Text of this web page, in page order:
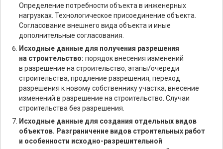
Определение потребности объекта в инженерных
нагрузках. Технологическое присоединение объекта.
Согласование внешнего вида объекта и иные
дополнительные согласования.
Исходные данные для получения разрешения
на строительство: порядок внесения изменений
в разрешение на строительство, этапы/очереди
строительства, продление разрешения, переход
разрешения к новому собственнику участка, внесение
изменений в разрешение на строительство. Случаи
строительства без разрешения.
Исходные данные для создания отдельных видов
объектов. Разграничение видов строительных работ
и особенности исходно-разрешительной